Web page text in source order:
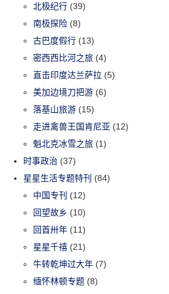
北极纪行 (39)
南极探险 (8)
古巴度假行 (13)
密西西比河之旅 (4)
直击印度达兰萨拉 (5)
美加边境刀把游 (6)
落基山旅游 (15)
走进禽兽王国肯尼亚 (12)
魁北克冰雪之旅 (1)
时事政治 (37)
星星生活专题特刊 (84)
中国专刊 (12)
回望故乡 (10)
回首卅年 (11)
星星千禧 (21)
牛转乾坤过大年 (7)
缅怀林顿专题 (8)